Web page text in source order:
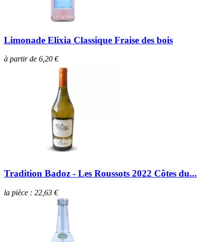
Limonade Elixia Classique Fraise des bois
à partir de 6,20 €
Tradition Badoz - Les Roussots 2022 Côtes du...
la pièce : 22,63 €